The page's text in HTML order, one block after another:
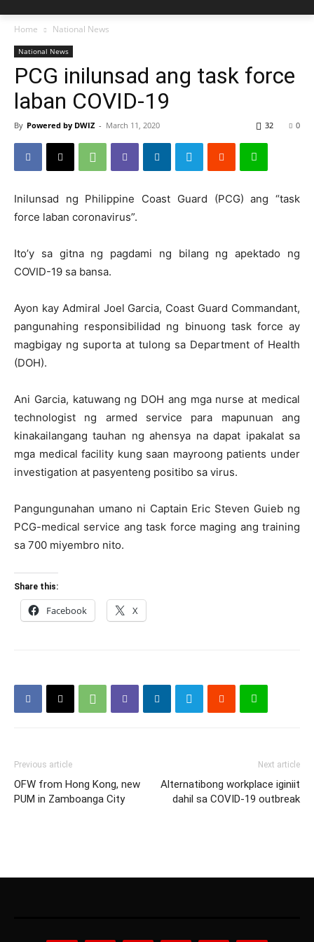
Home National News
National News
PCG inilunsad ang task force
laban COVID-19
By Powered by DWIZ - March 11, 2020 0
32
Inilunsad ng Philippine Coast Guard (PCG) ang “task
force laban coronavirus”.
Ito’y sa gitna ng pagdami ng bilang ng apektado ng
COVID-19 sa bansa.
Ayon kay Admiral Joel Garcia, Coast Guard Commandant,
pangunahing responsibilidad ng binuong task force ay
magbigay ng suporta at tulong sa Department of Health
(DOH).
Ani Garcia, katuwang ng DOH ang mga nurse at medical
technologist ng armed service para mapunuan ang
kinakailangang tauhan ng ahensya na dapat ipakalat sa
mga medical facility kung saan mayroong patients under
investigation at pasyenteng positibo sa virus.
Pangungunahan umano ni Captain Eric Steven Guieb ng
PCG-medical service ang task force maging ang training
sa 700 miyembro nito.
Share this:
Facebook X
Previous article
OFW from Hong Kong, new
PUM in Zamboanga City
Next article
Alternatibong workplace iginiit
dahil sa COVID-19 outbreak